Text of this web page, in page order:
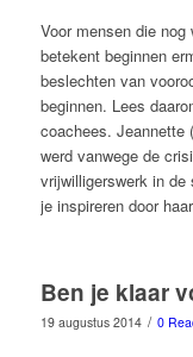
Voor mensen die
betekent beginnen
beslechten van
beginnen. Lees
coachees. Jeannette
werd vanwege de
vrijwilligerswerk in de
je inspireren door
Ben je klaar
19 augustus 2014 / 0